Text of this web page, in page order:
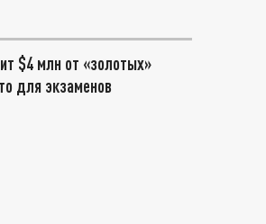
$4 млн от «золотых»
для экзаменов